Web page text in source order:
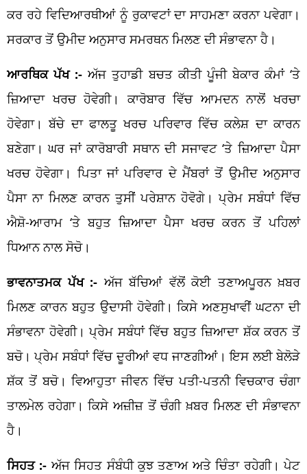
ਕਰ ਰਹੇ ਵਿਦਿਆਰਥੀਆਂ ਨੂੰ ਰੁਕਾਵਟਾਂ ਦਾ ਸਾਹਮਣਾ ਕਰਨਾ ਪਵੇਗਾ।
ਸਰਕਾਰ ਤੋਂ ਉਮੀਦ ਅਨੁਸਾਰ ਸਮਰਥਨ ਮਿਲਣ ਦੀ ਸੰਭਾਵਨਾ ਹੈ।
ਆਰਥਿਕ ਪੱਖ :- ਅੱਜ ਤੁਹਾਡੀ ਬਚਤ ਕੀਤੀ ਪੂੰਜੀ ਬੇਕਾਰ ਕੰਮਾਂ ‘ਤੇ
ਜ਼ਿਆਦਾ ਖਰਚ ਹੋਵੇਗੀ। ਕਾਰੋਬਾਰ ਵਿੱਚ ਆਮਦਨ ਨਾਲੋਂ ਖਰਚਾ
ਹੋਵੇਗਾ। ਬੱਚੇ ਦਾ ਫਾਲਤੂ ਖਰਚ ਪਰਿਵਾਰ ਵਿੱਚ ਕਲੇਸ਼ ਦਾ ਕਾਰਨ
ਬਣੇਗਾ। ਘਰ ਜਾਂ ਕਾਰੋਬਾਰੀ ਸਥਾਨ ਦੀ ਸਜਾਵਟ ‘ਤੇ ਜ਼ਿਆਦਾ ਪੈਸਾ
ਖਰਚ ਹੋਵੇਗਾ। ਪਿਤਾ ਜਾਂ ਪਰਿਵਾਰ ਦੇ ਮੈਂਬਰਾਂ ਤੋਂ ਉਮੀਦ ਅਨੁਸਾਰ
ਪੈਸਾ ਨਾ ਮਿਲਣ ਕਾਰਨ ਤੁਸੀਂ ਪਰੇਸ਼ਾਨ ਹੋਵੋਗੇ। ਪ੍ਰੇਮ ਸਬੰਧਾਂ ਵਿੱਚ
ਐਸ਼ੋ-ਆਰਾਮ ‘ਤੇ ਬਹੁਤ ਜ਼ਿਆਦਾ ਪੈਸਾ ਖਰਚ ਕਰਨ ਤੋਂ ਪਹਿਲਾਂ
ਧਿਆਨ ਨਾਲ ਸੋਚੋ।
ਭਾਵਨਾਤਮਕ ਪੱਖ :- ਅੱਜ ਬੱਚਿਆਂ ਵੱਲੋਂ ਕੋਈ ਤਣਾਅਪੂਰਨ ਖ਼ਬਰ
ਮਿਲਣ ਕਾਰਨ ਬਹੁਤ ਉਦਾਸੀ ਹੋਵੇਗੀ। ਕਿਸੇ ਅਣਸੁਖਾਵੀਂ ਘਟਨਾ ਦੀ
ਸੰਭਾਵਨਾ ਹੋਵੇਗੀ। ਪ੍ਰੇਮ ਸਬੰਧਾਂ ਵਿੱਚ ਬਹੁਤ ਜ਼ਿਆਦਾ ਸ਼ੱਕ ਕਰਨ ਤੋਂ
ਬਚੋ। ਪ੍ਰੇਮ ਸਬੰਧਾਂ ਵਿੱਚ ਦੂਰੀਆਂ ਵਧ ਜਾਣਗੀਆਂ। ਇਸ ਲਈ ਬੇਲੋੜੇ
ਸ਼ੱਕ ਤੋਂ ਬਚੋ। ਵਿਆਹੁਤਾ ਜੀਵਨ ਵਿੱਚ ਪਤੀ-ਪਤਨੀ ਵਿਚਕਾਰ ਚੰਗਾ
ਤਾਲਮੇਲ ਰਹੇਗਾ। ਕਿਸੇ ਅਜ਼ੀਜ਼ ਤੋਂ ਚੰਗੀ ਖ਼ਬਰ ਮਿਲਣ ਦੀ ਸੰਭਾਵਨਾ
ਹੈ।
ਸਿਹਤ :- ਅੱਜ ਸਿਹਤ ਸੰਬੰਧੀ ਕੁਝ ਤਣਾਅ ਅਤੇ ਚਿੰਤਾ ਰਹੇਗੀ। ਪੇਟ